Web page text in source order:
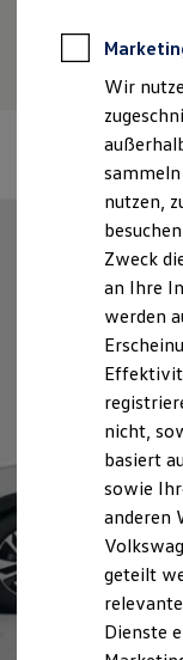
Anpfiff
ID.
Laden
Batterie
Kosten
E-
ID.
Wir
nutzen,
Zweck
an Ihre
werden
nicht,
basiert
sowie
anderen
geteilt
Dienste